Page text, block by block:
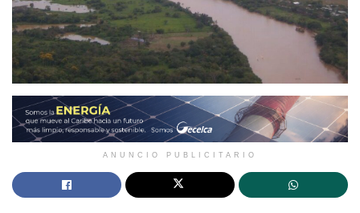
ANUNCIO PUBLICITARIO